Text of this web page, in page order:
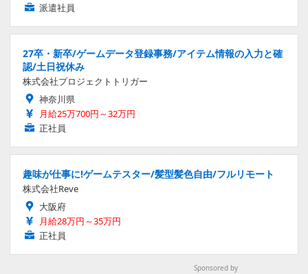
派遣社員
27卒・新卒/ゲームデータ登録事務/アイテム情報の入力と確
認/土日祝休み
株式会社プロジェクトトリガー
神奈川県
月給25万700円～32万円
正社員
趣味が仕事に!ゲームテスター/髪型髪色自由/フルリモート
株式会社Reve
大阪府
月給28万円～35万円
正社員
Sponsored by